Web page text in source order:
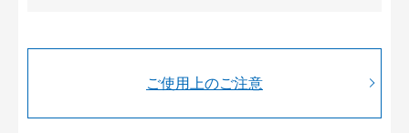
ご使用上のご注意